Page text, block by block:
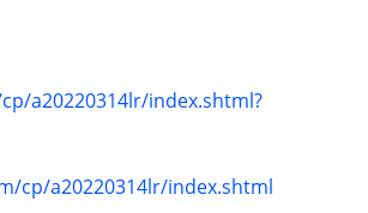
a20220314lr/index.shtml?
cp/a20220314lr/index.shtml